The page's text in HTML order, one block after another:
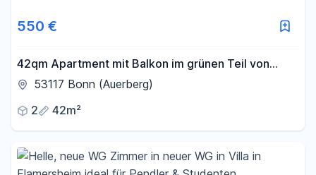
550 €
42qm Apartment mit Balkon im grünen Teil von
Bonn Auerberg
53117 Bonn (Auerberg)
2
42m²